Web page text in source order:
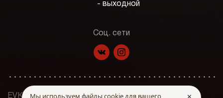
- выходной
Соц. сети
f p
EVKKA © Все права защищены. 2026 г.
Мы используем файлы cookie для вашего